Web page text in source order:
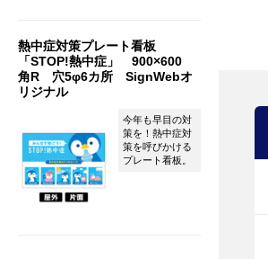
熱中症対策プレート看板
「STOP!熱中症」 900×600
角R 穴5φ6カ所 SignWebオ
リジナル
今年も早目の対
策を！熱中症対
策を呼びかける
プレート看板。